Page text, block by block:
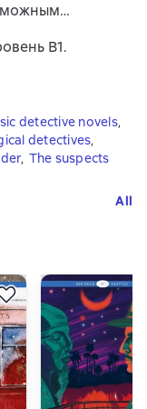
В1.
detective novels,
detectives,
, The suspects
All